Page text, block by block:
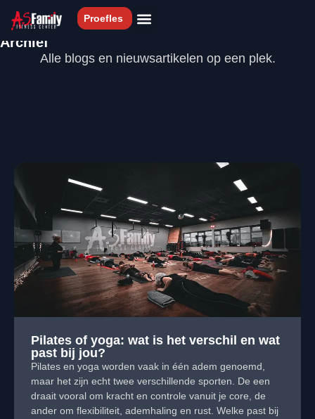
proefles met persoonlijke begeleiding
Proefles
Archief
Alle blogs en nieuwsartikelen op een plek.
Pilates of yoga: wat is het verschil en wat
past bij jou?
Pilates en yoga worden vaak in één adem genoemd,
maar het zijn echt twee verschillende sporten. De een
draait vooral om kracht en controle vanuit je core, de
ander om flexibiliteit, ademhaling en rust. Welke past bij